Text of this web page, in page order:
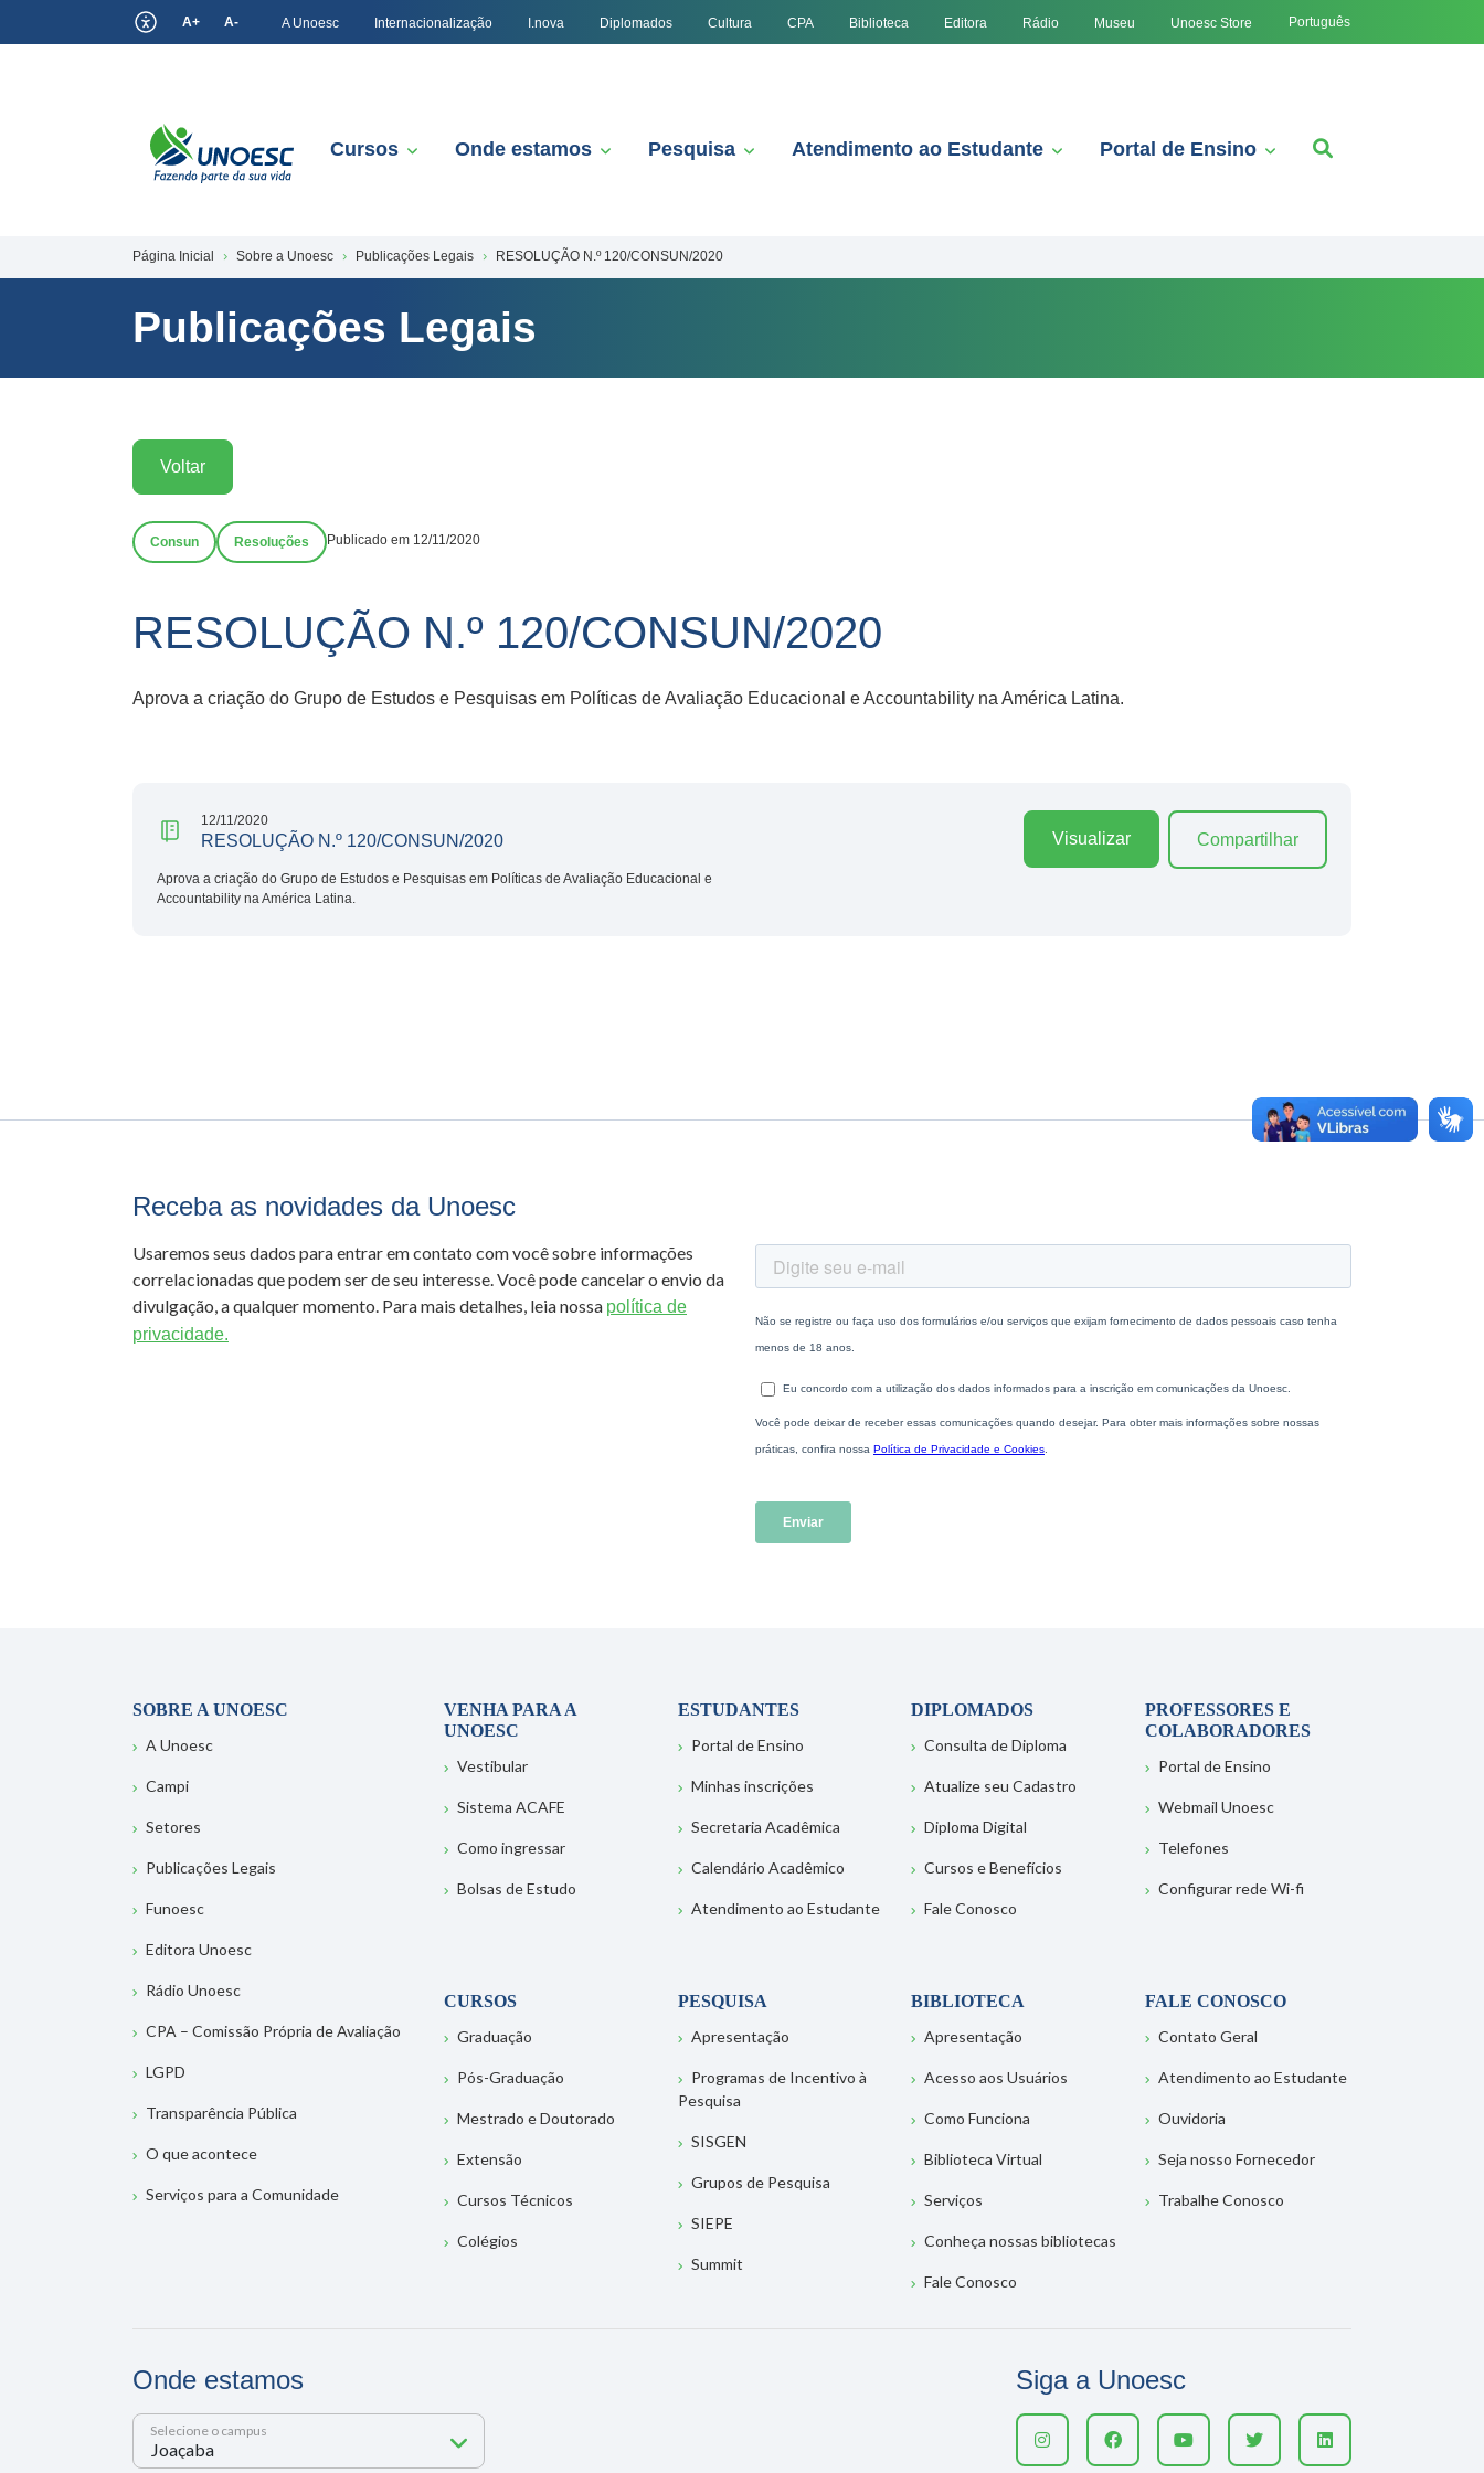
A+ A- A Unoesc Internacionalização I.nova Diplomados Cultura CPA Biblioteca Editora Rádio Museu Unoesc Store Português
Cursos Onde estamos Pesquisa Atendimento ao Estudante Portal de Ensino
Página Inicial Sobre a Unoesc Publicações Legais RESOLUÇÃO N.º 120/CONSUN/2020
Publicações Legais
Voltar
Consun Resoluções Publicado em 12/11/2020
RESOLUÇÃO N.º 120/CONSUN/2020
Aprova a criação do Grupo de Estudos e Pesquisas em Políticas de Avaliação Educacional e Accountability na América Latina.
12/11/2020
RESOLUÇÃO N.º 120/CONSUN/2020
Aprova a criação do Grupo de Estudos e Pesquisas em Políticas de Avaliação Educacional e
Accountability na América Latina.
Visualizar Compartilhar
Receba as novidades da Unoesc
Usaremos seus dados para entrar em contato com você sobre informações
correlacionadas que podem ser de seu interesse. Você pode cancelar o envio da
divulgação, a qualquer momento. Para mais detalhes, leia nossa política de
privacidade.
SOBRE A UNOESC
A Unoesc
Campi
Setores
Publicações Legais
Funoesc
Editora Unoesc
Rádio Unoesc
CPA – Comissão Própria de Avaliação
LGPD
Transparência Pública
O que acontece
Serviços para a Comunidade
VENHA PARA A
UNOESC
Vestibular
Sistema ACAFE
Como ingressar
Bolsas de Estudo
ESTUDANTES
Portal de Ensino
Minhas inscrições
Secretaria Acadêmica
Calendário Acadêmico
Atendimento ao Estudante
DIPLOMADOS
Consulta de Diploma
Atualize seu Cadastro
Diploma Digital
Cursos e Benefícios
Fale Conosco
PROFESSORES E
COLABORADORES
Portal de Ensino
Webmail Unoesc
Telefones
Configurar rede Wi-fi
CURSOS
Graduação
Pós-Graduação
Mestrado e Doutorado
Extensão
Cursos Técnicos
Colégios
PESQUISA
Apresentação
Programas de Incentivo à
Pesquisa
SISGEN
Grupos de Pesquisa
SIEPE
Summit
BIBLIOTECA
Apresentação
Acesso aos Usuários
Como Funciona
Biblioteca Virtual
Serviços
Conheça nossas bibliotecas
Fale Conosco
FALE CONOSCO
Contato Geral
Atendimento ao Estudante
Ouvidoria
Seja nosso Fornecedor
Trabalhe Conosco
Onde estamos
Selecione o campus
Siga a Unoesc